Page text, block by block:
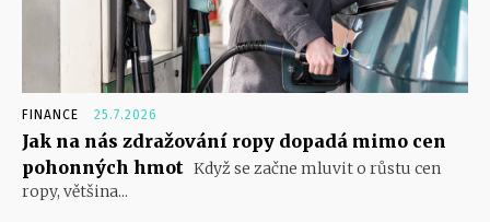
FINANCE 25.7.2026
Jak na nás zdražování ropy dopadá mimo cen
pohonných hmot Když se začne mluvit o růstu cen
ropy, většina...